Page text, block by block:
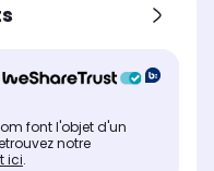
actuel pour
confortablement
et jouer de
font l'objet d'un
notre
ici.